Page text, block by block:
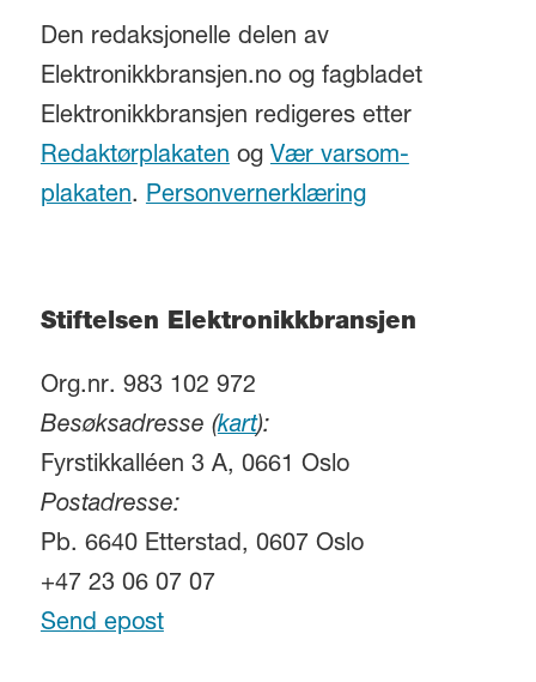
Den redaksjonelle delen av
Elektronikkbransjen.no og fagbladet
Elektronikkbransjen redigeres etter
Redaktørplakaten og Vær varsom-
plakaten. Personvernerklæring
Stiftelsen Elektronikkbransjen
Org.nr. 983 102 972
Besøksadresse (kart):
Fyrstikkalléen 3 A, 0661 Oslo
Postadresse:
Pb. 6640 Etterstad, 0607 Oslo
+47 23 06 07 07
Send epost